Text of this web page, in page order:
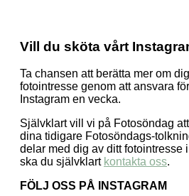
Vill du sköta vårt
Ta chansen att berätta mer om
fotointresse genom att ansvara
Instagram en vecka.
Självklart vill vi på Fotosöndag
dina tidigare Fotosöndags-
delar med dig av ditt fotointresse
ska du självklart kontakta oss.
FÖLJ OSS PÅ INSTAGRAM